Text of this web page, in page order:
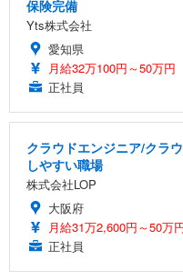
保険完備
Yts株式会社
愛知県
月給32万100円～50万円
正社員
クラウドエンジニア/クラ
しやすい職場
株式会社LOP
大阪府
月給31万2,600円～50万
正社員